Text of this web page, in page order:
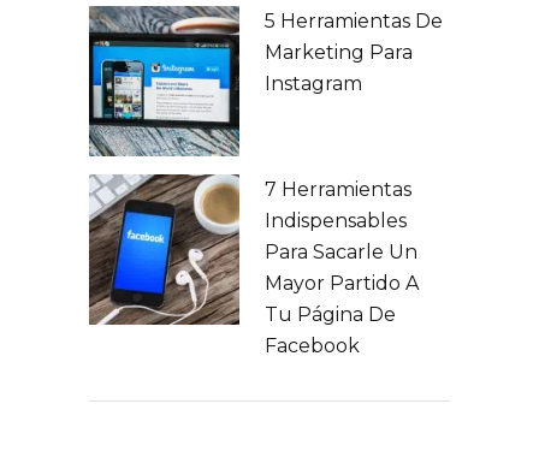
5 Herramientas De
Marketing Para
Instagram
7 Herramientas
Indispensables
Para Sacarle Un
Mayor Partido A
Tu Página De
Facebook